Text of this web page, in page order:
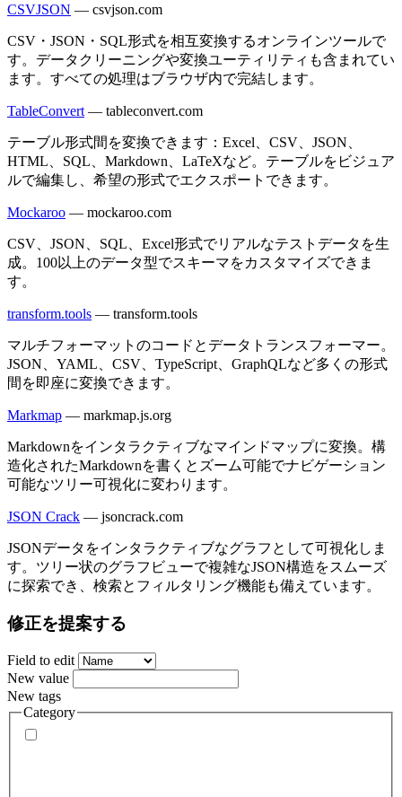
CSVJSON — csvjson.com
CSV・JSON・SQL形式を相互変換するオンラインツールで
す。データクリーニングや変換ユーティリティも含まれてい
ます。すべての処理はブラウザ内で完結します。
TableConvert — tableconvert.com
テーブル形式間を変換できます：Excel、CSV、JSON、
HTML、SQL、Markdown、LaTeXなど。テーブルをビジュア
ルで編集し、希望の形式でエクスポートできます。
Mockaroo — mockaroo.com
CSV、JSON、SQL、Excel形式でリアルなテストデータを生
成。100以上のデータ型でスキーマをカスタマイズできま
す。
transform.tools — transform.tools
マルチフォーマットのコードとデータトランスフォーマー。
JSON、YAML、CSV、TypeScript、GraphQLなど多くの形式
間を即座に変換できます。
Markmap — markmap.js.org
Markdownをインタラクティブなマインドマップに変換。構
造化されたMarkdownを書くとズーム可能でナビゲーション
可能なツリー可視化に変わります。
JSON Crack — jsoncrack.com
JSONデータをインタラクティブなグラフとして可視化しま
す。ツリー状のグラフビューで複雑なJSON構造をスムーズ
に探索でき、検索とフィルタリング機能も備えています。
修正を提案する
Field to edit
New value
New tags
Category